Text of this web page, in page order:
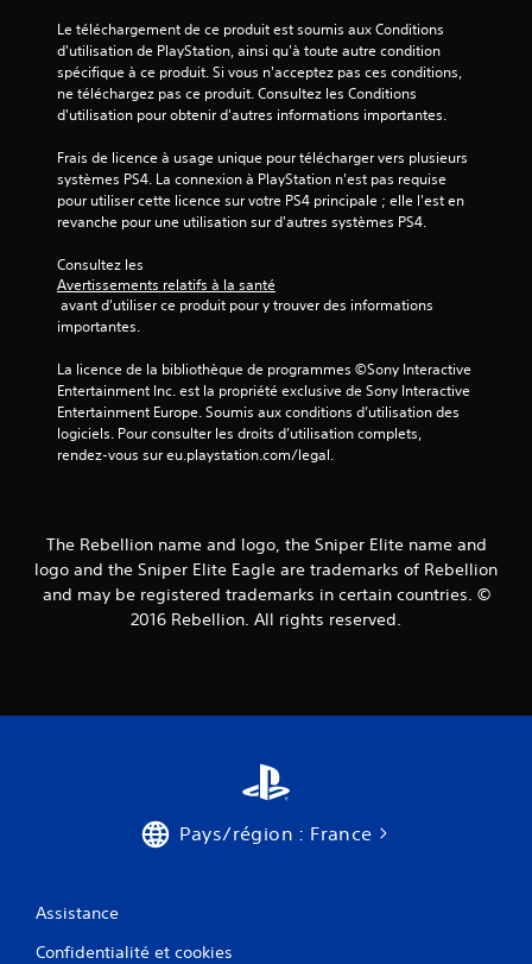
a
v
i
s
Le téléchargement de ce produit est soumis aux Conditions
d'utilisation de PlayStation, ainsi qu'à toute autre condition
spécifique à ce produit. Si vous n'acceptez pas ces conditions,
ne téléchargez pas ce produit. Consultez les Conditions
d'utilisation pour obtenir d'autres informations importantes.
Frais de licence à usage unique pour télécharger vers plusieurs
systèmes PS4. La connexion à PlayStation n'est pas requise
pour utiliser cette licence sur votre PS4 principale ; elle l'est en
revanche pour une utilisation sur d'autres systèmes PS4.
Consultez les
Avertissements relatifs à la santé
importantes.
La licence de la bibliothèque de programmes ©Sony Interactive
Entertainment Inc. est la propriété exclusive de Sony Interactive
Entertainment Europe. Soumis aux conditions d’utilisation des
logiciels. Pour consulter les droits d’utilisation complets,
rendez-vous sur eu.playstation.com/legal.
The Rebellion name and logo, the Sniper Elite name and
logo and the Sniper Elite Eagle are trademarks of Rebellion
and may be registered trademarks in certain countries. ©
2016 Rebellion. All rights reserved.
Pays/région : France
Assistance
Confidentialité et cookies